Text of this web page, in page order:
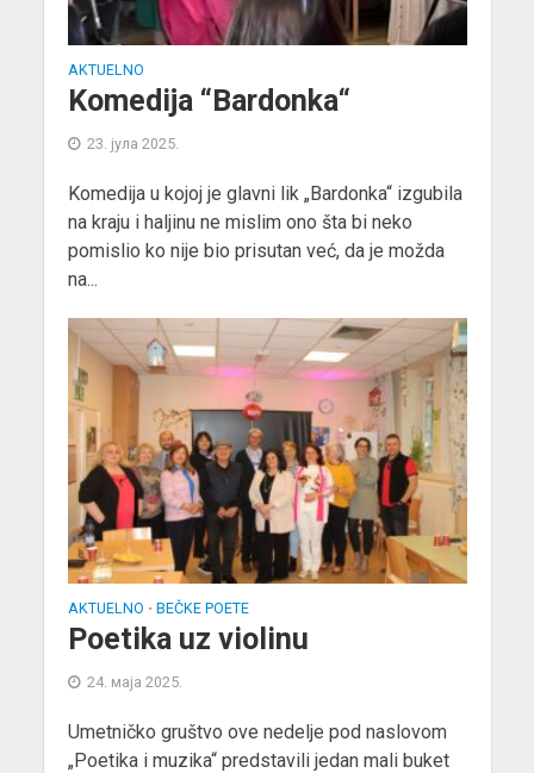
AKTUELNO
Komedija “Bardonka“
23. јула 2025.
Komedija u kojoj je glavni lik „Bardonka“ izgubila
na kraju i haljinu ne mislim ono šta bi neko
pomislio ko nije bio prisutan već, da je možda
na...
AKTUELNO • BEČKE POETE
Poetika uz violinu
24. маја 2025.
Umetničko gruštvo ove nedelje pod naslovom
„Poetika i muzika“ predstavili jedan mali buket